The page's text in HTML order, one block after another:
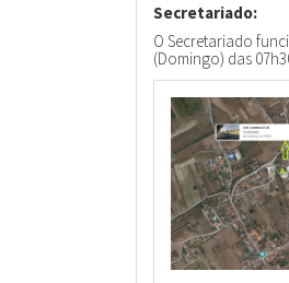
Secretariado:
O Secretariado
(Domingo) das